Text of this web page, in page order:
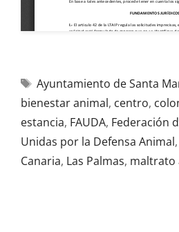
Ayuntamiento de Santa
bienestar animal, centro,
estancia, FAUDA, Federación
Unidas por la Defensa Animal,
Canaria, Las Palmas, maltrato